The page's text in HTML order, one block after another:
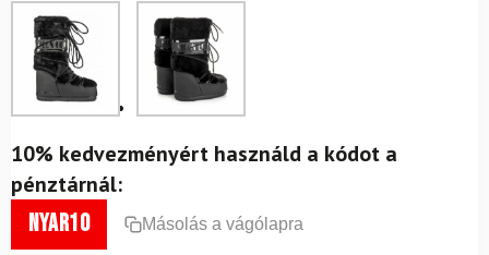
10% kedvezményért használd a kódot a
pénztárnál:
nyar10 Másolás a vágólapra